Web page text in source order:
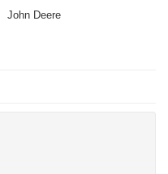
John Deere